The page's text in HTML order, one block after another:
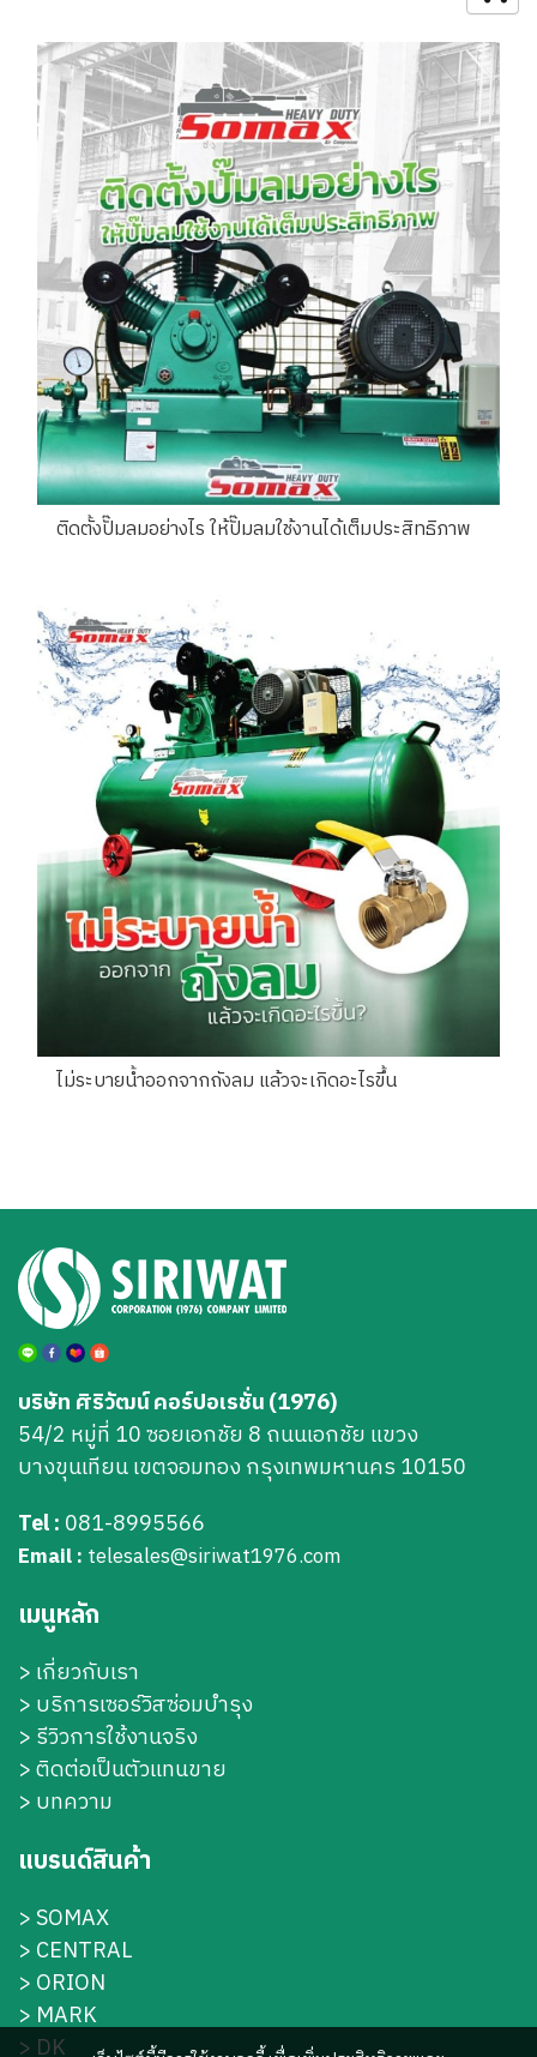
ติดตั้งปั๊มลมอย่างไร ให้ปั๊มลมใช้งานได้เต็มประสิทธิภาพ
ไม่ระบายน้ำออกจากถังลม แล้วจะเกิดอะไรขึ้น
บริษัท ศิริวัฒน์ คอร์ปอเรชั่น (1976)
54/2 หมู่ที่ 10 ซอยเอกชัย 8 ถนนเอกชัย แขวง
บางขุนเทียน เขตจอมทอง กรุงเทพมหานคร 10150
Tel : 081-8995566
Email : telesales@siriwat1976.com
เมนูหลัก
> เกี่ยวกับเรา
> บริการเซอร์วิสซ่อมบำรุง
> รีวิวการใช้งานจริง
> ติดต่อเป็นตัวแทนขาย
> บทความ
แบรนด์สินค้า
>SOMAX
> CENTRAL
> ORION
> MARK
> DK